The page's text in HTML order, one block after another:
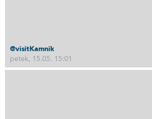
@visitKamnik
petek, 15.05. 15:01